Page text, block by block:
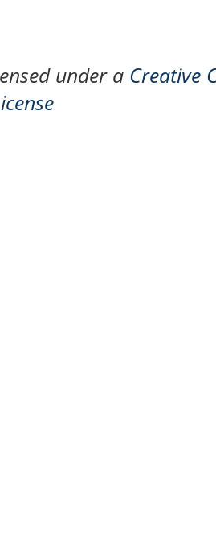
under a Creative